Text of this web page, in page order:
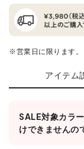
※営業日に限ります。
アイテム
SALE対象カラ
けできませんの